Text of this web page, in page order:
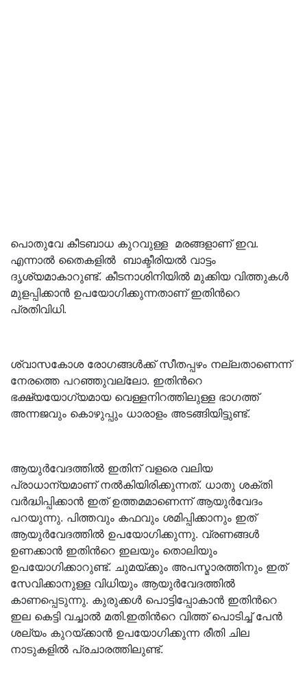
പൊതുവേ കീടബാധ കുറവുള്ള മരങ്ങളാണ് ഇവ.
എന്നാൽ തൈകളിൽ ബാക്ടീരിയൽ വാട്ടം
ദൃശ്യമാകാറുണ്ട്. കീടനാശിനിയിൽ മുക്കിയ വിത്തുകൾ
മുളപ്പിക്കാൻ ഉപയോഗിക്കുന്നതാണ് ഇതിൻറെ
പ്രതിവിധി.
ശ്വാസകോശ രോഗങ്ങൾക്ക് സീതപ്പഴം നല്ലതാണെന്ന്
നേരത്തെ പറഞ്ഞുവല്ലോ. ഇതിൻറെ
ഭക്ഷ്യയോഗ്യമായ വെള്ളനിറത്തിലുള്ള ഭാഗത്ത്
അന്നജവും കൊഴുപ്പും ധാരാളം അടങ്ങിയിട്ടുണ്ട്.
ആയുർവേദത്തിൽ ഇതിന് വളരെ വലിയ
പ്രാധാന്യമാണ് നൽകിയിരിക്കുന്നത്. ധാതു ശക്തി
വർദ്ധിപ്പിക്കാൻ ഇത് ഉത്തമമാണെന്ന് ആയുർവേദം
പറയുന്നു. പിത്തവും കഫവും ശമിപ്പിക്കാനും ഇത്
ആയുർവേദത്തിൽ ഉപയോഗിക്കുന്നു. വ്രണങ്ങൾ
ഉണക്കാൻ ഇതിൻറെ ഇലയും തൊലിയും
ഉപയോഗിക്കാറുണ്ട്. ചുമയ്ക്കും അപസ്മാരത്തിനും ഇത്
സേവിക്കാനുള്ള വിധിയും ആയുർവേദത്തിൽ
കാണപ്പെടുന്നു. കുരുക്കൾ പൊട്ടിപ്പോകാൻ ഇതിൻറെ
ഇല കെട്ടി വച്ചാൽ മതി.ഇതിൻറെ വിത്ത് പൊടിച്ച് പേൻ
ശല്യം കുറയ്ക്കാൻ ഉപയോഗിക്കുന്ന രീതി ചില
നാടുകളിൽ പ്രചാരത്തിലുണ്ട്.